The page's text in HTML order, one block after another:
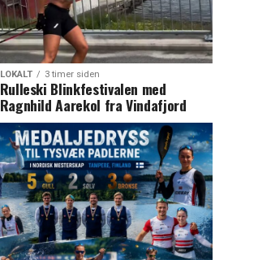
LOKALT 3 timer siden
Rulleski Blinkfestivalen med
Ragnhild Aarekol fra Vindafjord